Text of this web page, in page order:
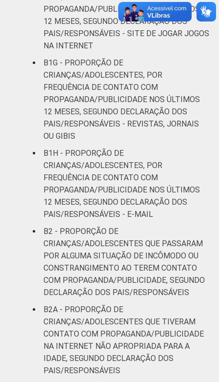
PROPAGANDA/PUBLICIDADE NOS ÚLTIMOS
12 MESES, SEGUNDO DECLARAÇÃO DOS
PAIS/RESPONSÁVEIS - SITE DE JOGAR JOGOS
NA INTERNET
B1G - PROPORÇÃO DE
CRIANÇAS/ADOLESCENTES, POR
FREQUÊNCIA DE CONTATO COM
PROPAGANDA/PUBLICIDADE NOS ÚLTIMOS
12 MESES, SEGUNDO DECLARAÇÃO DOS
PAIS/RESPONSÁVEIS - REVISTAS, JORNAIS
OU GIBIS
B1H - PROPORÇÃO DE
CRIANÇAS/ADOLESCENTES, POR
FREQUÊNCIA DE CONTATO COM
PROPAGANDA/PUBLICIDADE NOS ÚLTIMOS
12 MESES, SEGUNDO DECLARAÇÃO DOS
PAIS/RESPONSÁVEIS - E-MAIL
B2 - PROPORÇÃO DE
CRIANÇAS/ADOLESCENTES QUE PASSARAM
POR ALGUMA SITUAÇÃO DE INCÔMODO OU
CONSTRANGIMENTO AO TEREM CONTATO
COM PROPAGANDA/PUBLICIDADE, SEGUNDO
DECLARAÇÃO DOS PAIS/RESPONSÁVEIS
B2A - PROPORÇÃO DE
CRIANÇAS/ADOLESCENTES QUE TIVERAM
CONTATO COM PROPAGANDA/PUBLICIDADE
NA INTERNET NÃO APROPRIADA PARA A
IDADE, SEGUNDO DECLARAÇÃO DOS
PAIS/RESPONSÁVEIS